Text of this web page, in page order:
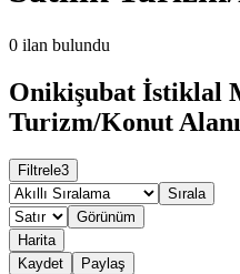
0 ilan bulundu
Onikişubat İstiklal
Turizm/Konut
Filtrele3
Sırala
Görünüm
Harita
Kaydet
Paylaş